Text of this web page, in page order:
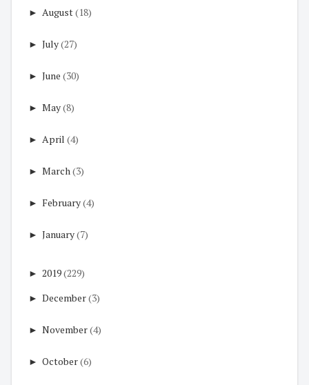
► August(18)
► July(27)
► June (30)
► May(8)
► April (4)
► March (3)
► February(4)
► January(7)
► 2019(229)
► December(3)
► November(4)
► October(6)